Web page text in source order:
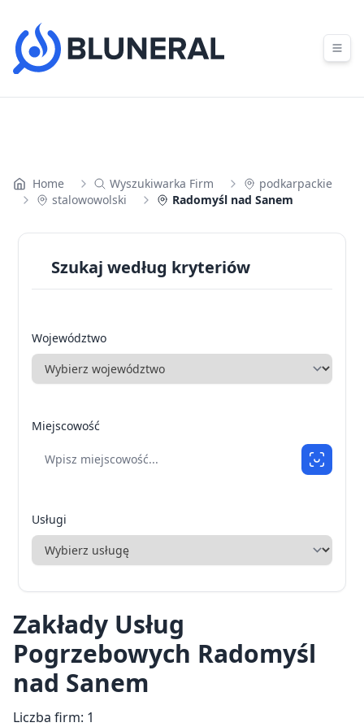
Home Wyszukiwarka Firm
podkarpackie
stalowowolski
Radomyśl nad Sanem
Szukaj według kryteriów
Województwo
Miejscowość
Usługi
Zakłady Usług
Pogrzebowych Radomyśl
nad Sanem
Liczba firm: 1